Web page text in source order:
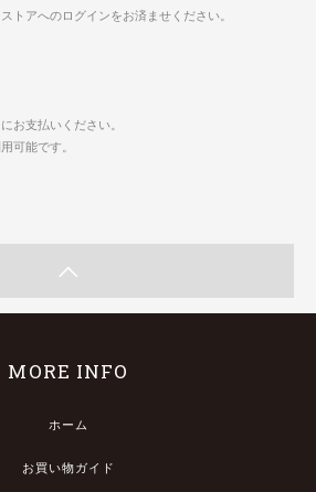
トアへのログインをお済ませください。
お支払いください。
可能です。
MORE INFO
ホーム
お買い物ガイド